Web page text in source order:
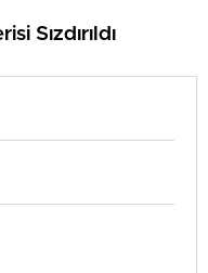
Sızdırıldı